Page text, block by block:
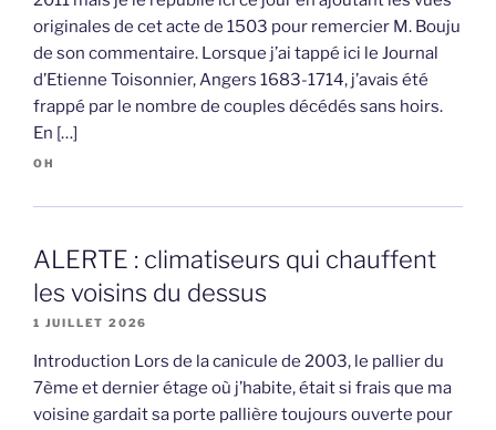
originales de cet acte de 1503 pour remercier M. Bouju
de son commentaire. Lorsque j’ai tappé ici le Journal
d’Etienne Toisonnier, Angers 1683-1714, j’avais été
frappé par le nombre de couples décédés sans hoirs.
En […]
OH
ALERTE : climatiseurs qui chauffent
les voisins du dessus
1 JUILLET 2026
Introduction Lors de la canicule de 2003, le pallier du
7ème et dernier étage où j’habite, était si frais que ma
voisine gardait sa porte pallière toujours ouverte pour